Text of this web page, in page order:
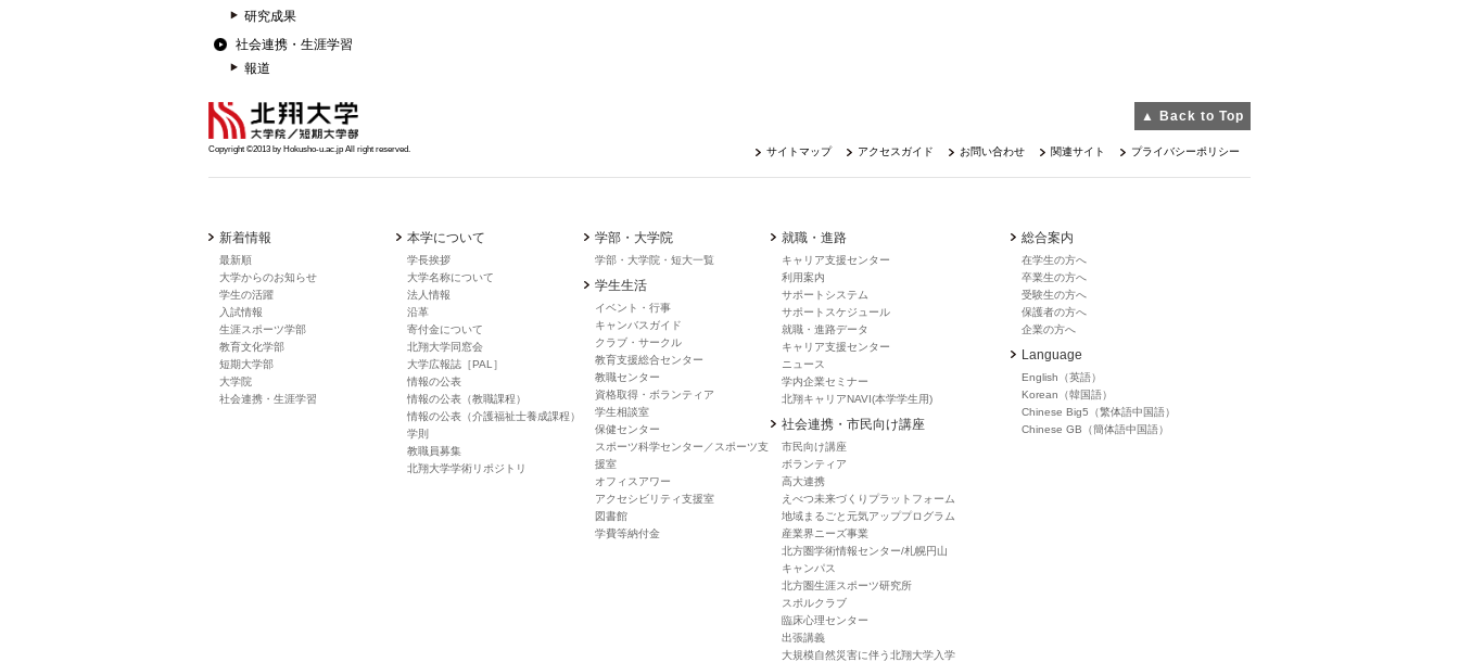
研究成果
社会連携・生涯学習
報道
▲ Back to Top
Copyright ©2013 by Hokusho-u.ac.jp All right reserved. サイトマップ アクセスガイド お問い合わせ 関連サイト プライバシーポリシー
新着情報
最新順
大学からのお知らせ
学生の活躍
入試情報
生涯スポーツ学部
教育文化学部
短期大学部
大学院
社会連携・生涯学習
本学について
学長挨拶
大学名称について
法人情報
沿革
寄付金について
北翔大学同窓会
大学広報誌［PAL］
情報の公表
情報の公表（教職課程）
情報の公表（介護福祉士養成課程）
学則
教職員募集
北翔大学学術リポジトリ
学部・大学院
学部・大学院・短大一覧
学生生活
イベント・行事
キャンバスガイド
クラブ・サークル
教育支援総合センター
教職センター
資格取得・ボランティア
学生相談室
保健センター
スポーツ科学センター／スポーツ支
援室
オフィスアワー
アクセシビリティ支援室
図書館
学費等納付金
就職・進路
キャリア支援センター
利用案内
サポートシステム
サポートスケジュール
就職・進路データ
キャリア支援センター
ニュース
学内企業セミナー
北翔キャリアNAVI(本学学生用)
社会連携・市民向け講座
市民向け講座
ボランティア
高大連携
えべつ未来づくりプラットフォーム
地域まるごと元気アッププログラム
産業界ニーズ事業
北方圏学術情報センター/札幌円山
キャンパス
北方圏生涯スポーツ研究所
スポルクラブ
臨床心理センター
出張講義
大規模自然災害に伴う北翔大学入学
総合案内
在学生の方へ
卒業生の方へ
受験生の方へ
保護者の方へ
企業の方へ
Language
English（英語）
Korean（韓国語）
Chinese Big5（繁体語中国語）
Chinese GB（簡体語中国語）